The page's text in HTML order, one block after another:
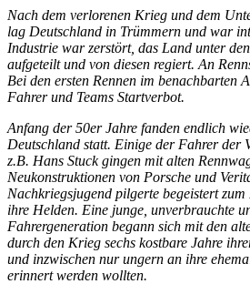
Nach dem verlorenen Krieg und dem
lag Deutschland in Trümmern und war
Industrie war zerstört, das Land unter
aufgeteilt und von diesen regiert. An
Bei den ersten Rennen im benachbarten
Fahrer und Teams Startverbot.
Anfang der 50er Jahre fanden endlich
Deutschland statt. Einige der Fahrer der
z.B. Hans Stuck gingen mit alten
Neukonstruktionen von Porsche und
Nachkriegsjugend pilgerte begeistert
ihre Helden. Eine junge, unverbrauchte
Fahrergeneration begann sich mit den
durch den Krieg sechs kostbare Jahre
und inzwischen nur ungern an ihre
erinnert werden wollten.